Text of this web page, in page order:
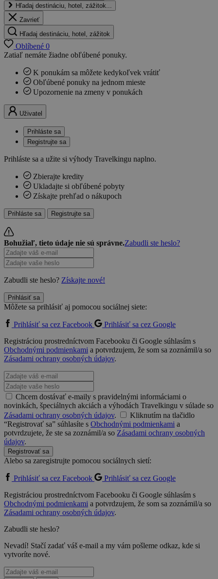
Hľadaj destináciu, hotel, zážitok...
Zavrieť
Hľadaj destináciu, hotel, zážitok
Oblíbené 0
Zatiaľ nemáte žiadne obľúbené ponuky.
K ponukám sa môžete kedykoľvek vrátiť
Obľúbené ponuky na jednom mieste
Upozornenie na zmeny v ponukách
Uživatel
Prihláste sa
Registrujte sa
Prihláste sa a užite si výhody Travelkingu naplno.
Zbierajte kredity
Ukladajte si obľúbené pobyty
Získajte prehľad o nákupoch
Prihláste sa Registrujte sa
Bohužiaľ, tieto údaje nie sú správne.Zabudli ste heslo?
Zabudli ste heslo? Získajte nové!
Prihlásiť sa
Môžete sa prihlásiť aj pomocou sociálnej siete:
Prihlásiť sa cez Facebook
Prihlásiť sa cez Google
Registráciou prostredníctvom Facebooku či Google súhlasím s
Obchodnými podmienkami a potvrdzujem, že som sa zoznámil/a so
Zásadami ochrany osobných údajov.
Chcem dostávať e-maily s pravidelnými informáciami o
novinkách, špeciálnych akciách a výhodách Travelkingu v súlade so
Zásadami ochrany osobných údajov.
Kliknutím na tlačidlo
“Registrovať sa” súhlasíte s Obchodnými podmienkami a
potvrdzujete, že ste sa zoznámil/a so Zásadami ochrany osobných
údajov.
Registrovať sa
Alebo sa zaregistrujte pomocou sociálnych sietí:
Prihlásiť sa cez Facebook
Prihlásiť sa cez Google
Registráciou prostredníctvom Facebooku či Google súhlasím s
Obchodnými podmienkami a potvrdzujem, že som sa zoznámil/a so
Zásadami ochrany osobných údajov.
Zabudli ste heslo?
Nevadí! Stačí zadať váš e-mail a my vám pošleme odkaz, kde si
vytvoríte nové.